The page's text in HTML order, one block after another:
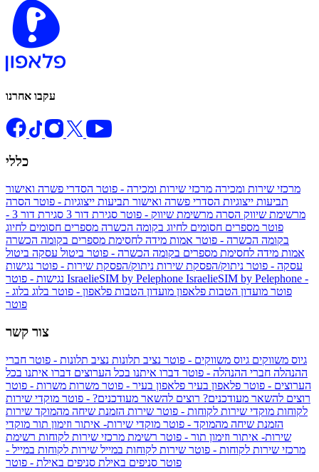
עקבו אחרנו
כללי
מרכזי שירות ומכירה מרכזי שירות ומכירה - פוטר הסדרי פשרה ואישור
תביעות ייצוגיות הסדרי פשרה ואישור תביעות ייצוגיות - פוטר הסרה
מרשימת שיווק הסרה מרשימת שיווק - פוטר סגירת דור 3
סגירת דור 3 -
פוטר מספרים חסומים לחיוג בקומה הכשרה מספרים חסומים לחיוג
בקומה הכשרה - פוטר אמות מידה לחסימת מספרים בקומה הכשרה
אמות מידה לחסימת מספרים בקומה הכשרה - פוטר ביטול עסקה ביטול
עסקה - פוטר ניתוק/הפסקת שירות ניתוק/הפסקת שירות - פוטר נגישות
IsraelieSIM by Pelephone IsraelieSIM by Pelephone -
פוטר מועדון הטבות פלאפון מועדון הטבות פלאפון - פוטר בלוג בלוג -
פוטר
צור קשר
גיוס משווקים גיוס משווקים - פוטר נציב תלונות נציב תלונות - פוטר חברי
ההנהלה חברי ההנהלה - פוטר דברו איתנו בכל הערוצים דברו איתנו בכל
הערוצים - פוטר פלאפון בעיר פלאפון בעיר - פוטר משרות משרות - פוטר
רוצים להשאר מעודכנים? רוצים להשאר מעודכנים? - פוטר מוקדי שירות
לקוחות מוקדי שירות לקוחות - פוטר שירות הזמנת שיחה מהמוקד שירות
הזמנת שיחה מהמוקד - פוטר מוקדי שירות- איתור וזימון תור מוקדי
שירות- איתור וזימון תור - פוטר רשימת מרכזי שירות לקוחות רשימת
מרכזי שירות לקוחות - פוטר שירות לקוחות במייל שירות לקוחות במייל -
פוטר סניפים באילת סניפים באילת - פוטר